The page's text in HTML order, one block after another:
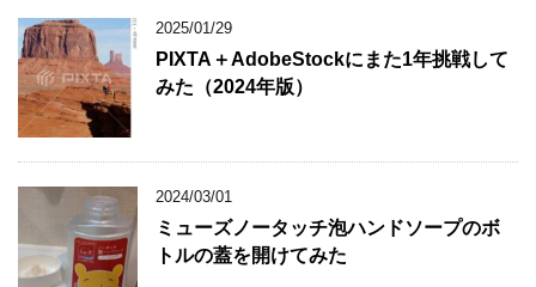
2025/01/29
PIXTA＋AdobeStockにまた1年挑戦して
みた（2024年版）
2024/03/01
ミューズノータッチ泡ハンドソープのボ
トルの蓋を開けてみた